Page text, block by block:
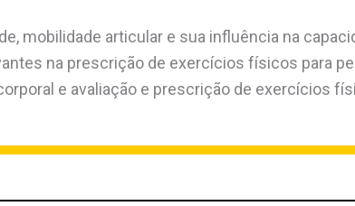
mobilidade articular e sua influência na
na prescrição de exercícios físicos para
e avaliação e prescrição de exercícios